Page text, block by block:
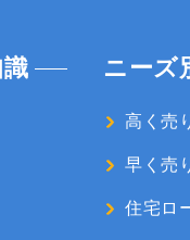
ニーズ
高く売
早く売
住宅ロ